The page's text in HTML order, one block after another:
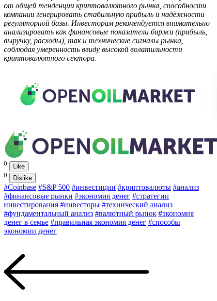
от общей тенденции криптовалютного рынка, способности
компании генерировать стабильную прибыль и надёжности
регуляторной базы. Инвесторам рекомендуется внимательно
анализировать как финансовые показатели биржи (прибыль,
выручку, расходы), так и технические сигналы рынка,
соблюдая умеренность ввиду высокой волатильности
криптовалютного сектора.
0
Like
0
Dislike
#Coinbase #S&P 500 #инвестиции #криптовалюты #анализ
#финансовые рынки #экономия денег #стратегии
инвестирования #инвесторы #технический анализ
#фундаментальный анализ #валютный рынок #экономия
денег в семье #правильная экономия денег #способы
экономии денег